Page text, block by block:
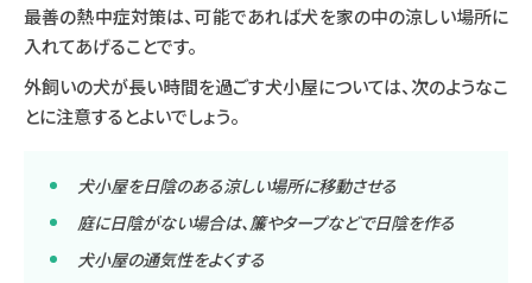
最善の熱中症対策は、可能であれば犬を家の中の涼しい場所に
入れてあげることです。
外飼いの犬が長い時間を過ごす犬小屋については、次のようなこ
とに注意するとよいでしょう。
犬小屋を日陰のある涼しい場所に移動させる
庭に日陰がない場合は、簾やタープなどで日陰を作る
犬小屋の通気性をよくする